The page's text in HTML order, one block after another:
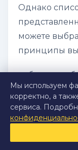
Однако
можете
принципы
берите
ваше
историй
Мы используем
корректно, а
сервиса.